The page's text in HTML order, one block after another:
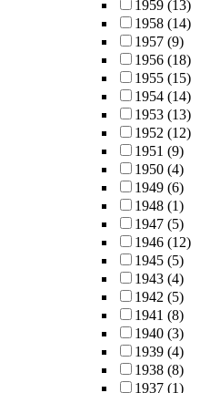
1959 (13)
1958 (14)
1957 (9)
1956 (18)
1955 (15)
1954 (14)
1953 (13)
1952 (12)
1951 (9)
1950 (4)
1949 (6)
1948 (1)
1947 (5)
1946 (12)
1945 (5)
1943 (4)
1942 (5)
1941 (8)
1940 (3)
1939 (4)
1938 (8)
1937 (1)